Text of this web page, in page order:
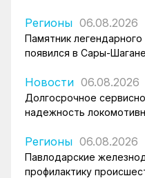
Регионы 06.08.2026
Памятник
появился в Сары-Шагане
Новости 06.08.2026
Долгосрочное
надежность
Регионы 06.08.2026
Павлодарские
профилактику